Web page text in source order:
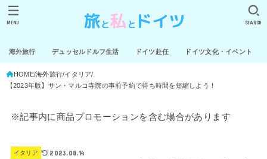
海外旅行 デュッセルドルフ生活 ドイツ赴任 ドイツ文化・イベント
SEARCH
MENU
HOME 海外旅行 イタリア
【2023年版】サン・マルコ寺院の事前予約で待ち時間を短縮しよう！
※記事内に商品プロモーションを含む場合があります
イタリア 2023.08.14